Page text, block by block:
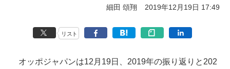
細田 頌翔 2019年12月19日 17:49
リスト
オッポジャパンは12月19日、2019年の振り返りと202